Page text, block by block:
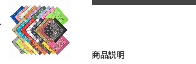
商品説明